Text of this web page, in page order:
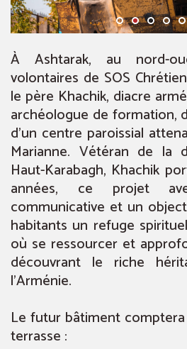
À Ashtarak, au nord-
volontaires de SOS
le père Khachik, diacre
archéologue de formation,
d’un centre paroissial
Marianne. Vétéran de la
Haut-Karabagh, Khachik
années, ce projet
communicative et un
habitants un refuge
où se ressourcer et
découvrant le riche
l’Arménie.
Le futur bâtiment
terrasse :